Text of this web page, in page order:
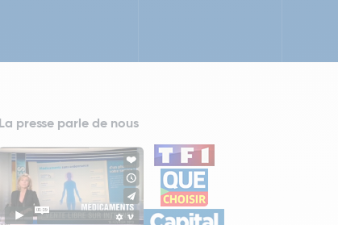
La presse parle de nous